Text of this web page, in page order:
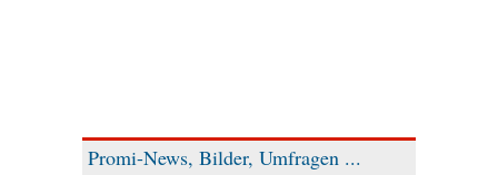
Promi-News, Bilder, Umfragen ...